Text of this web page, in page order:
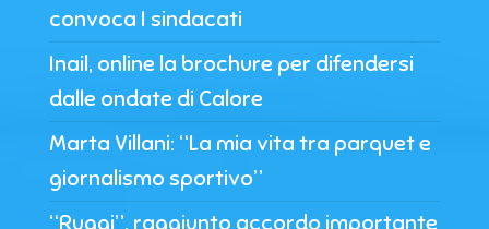
convoca I sindacati
Inail, online la brochure per difendersi
dalle ondate di Calore
Marta Villani: “La mia vita tra parquet e
giornalismo sportivo”
“Ruggi”, raggiunto accordo importante